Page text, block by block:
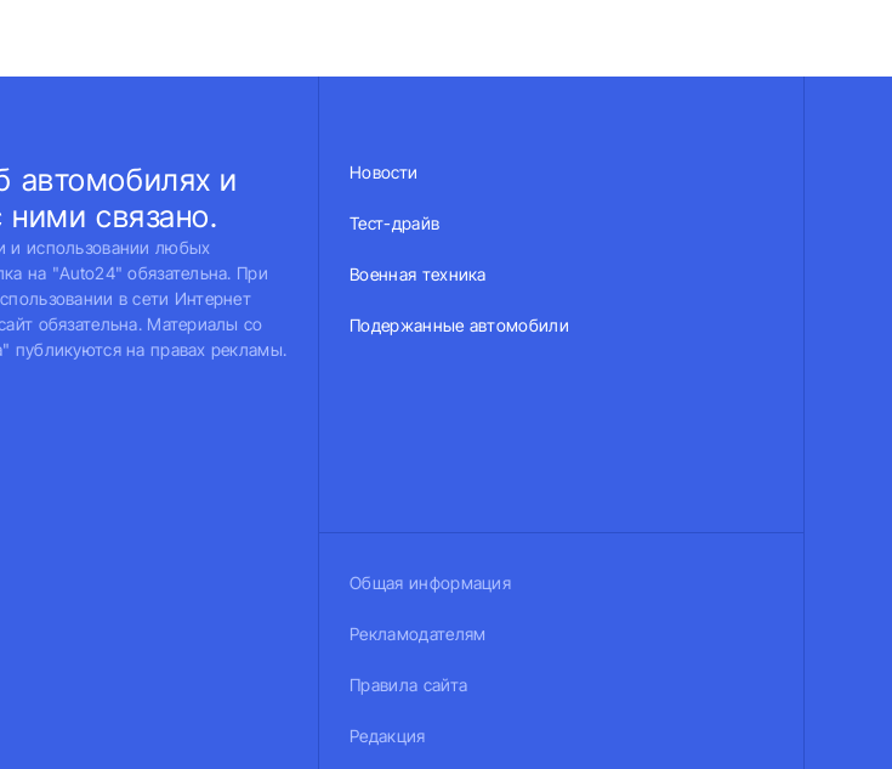
автомобилях и
ними связано.
и использовании любых
на "Auto24" обязательна. При
в сети Интернет
обязательна. Материалы со
публикуются на правах рекламы.
Новости
Тест-драйв
Военная техника
Подержанные автомобили
Общая информация
Рекламодателям
Правила сайта
Редакция